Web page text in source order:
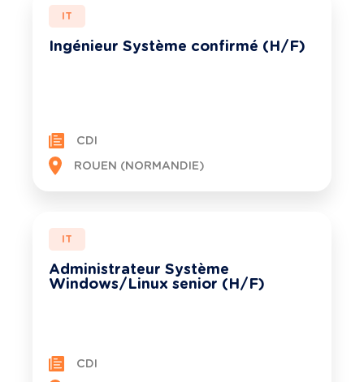
IT
Ingénieur Système confirmé (H/F)
CDI
ROUEN (NORMANDIE)
IT
Administrateur Système
Windows/Linux senior (H/F)
CDI